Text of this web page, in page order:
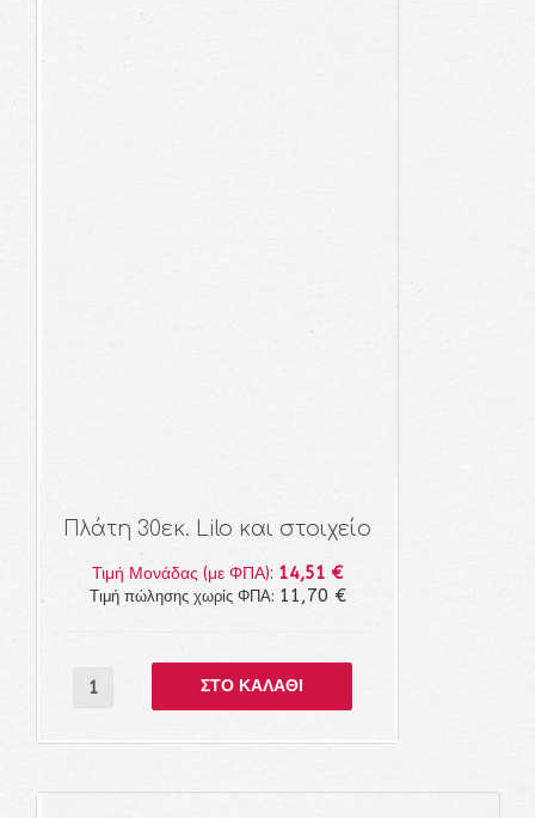
Πλάτη 30εκ. Lilo και στοιχείο
Τιμή Μονάδας (με ΦΠΑ):14,51 €
Τιμή πώλησης χωρίς ΦΠΑ:11,70 €